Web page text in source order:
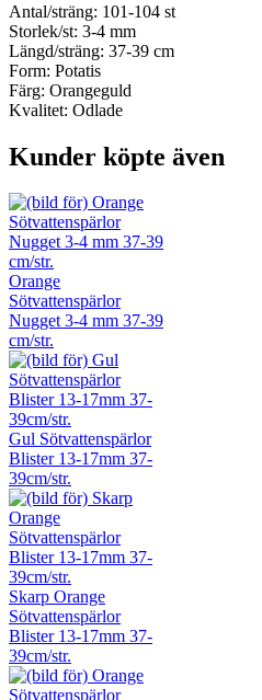
Antal/sträng: 101-104 st
Storlek/st: 3-4 mm
Längd/sträng: 37-39 cm
Form: Potatis
Färg: Orangeguld
Kvalitet: Odlade
Kunder köpte även
Orange
Sötvattenspärlor
Nugget 3-4 mm 37-39
cm/str.
Gul Sötvattenspärlor
Blister 13-17mm 37-
39cm/str.
Skarp Orange
Sötvattenspärlor
Blister 13-17mm 37-
39cm/str.